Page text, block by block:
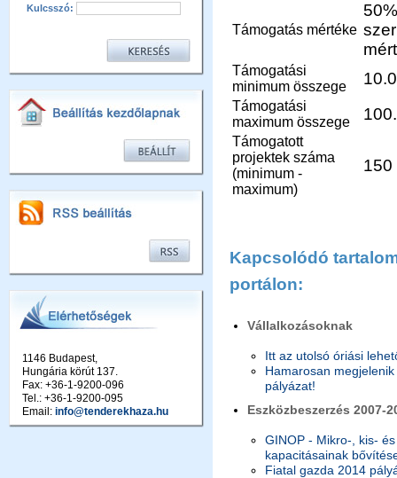
Kulcsszó:
1146 Budapest,
Hungária körút 137.
Fax: +36-1-9200-096
Tel.: +36-1-9200-095
Email: info@tenderekhaza.hu
Támogatás mértéke
Támogatási
minimum összege
Támogatási
maximum összege
Támogatott
projektek száma
(minimum -
maximum)
150
Kapcsolódó
portálon:
Vállalkozásoknak
Itt az utolsó óriási
Hamarosan
pályázat!
Eszközbeszerzés 2007-
GINOP - Mikro-, kis-
kapacitásainak
Fiatal gazda 2014